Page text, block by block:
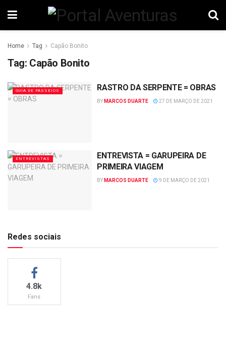
Home Tag Capão Bonito
Tag: Capão Bonito
GUIA DE PASSEIOS RASTRO DA SERPENTE = OBRAS
BY MARCOS DUARTE 27 DE MARÇO DE 2021
ENTREVISTAS
ENTREVISTA = GARUPEIRA DE
PRIMEIRA VIAGEM
BY MARCOS DUARTE 9 DE MARÇO DE 2021
Redes sociais
4.8k
Fans